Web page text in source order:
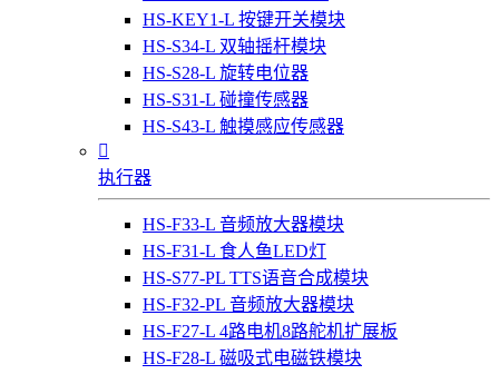
HS-KEY1-L 按键开关模块
HS-S34-L 双轴摇杆模块
HS-S28-L 旋转电位器
HS-S31-L 碰撞传感器
HS-S43-L 触摸感应传感器

执行器
HS-F33-L 音频放大器模块
HS-F31-L 食人鱼LED灯
HS-S77-PL TTS语音合成模块
HS-F32-PL 音频放大器模块
HS-F27-L 4路电机8路舵机扩展板
HS-F28-L 磁吸式电磁铁模块